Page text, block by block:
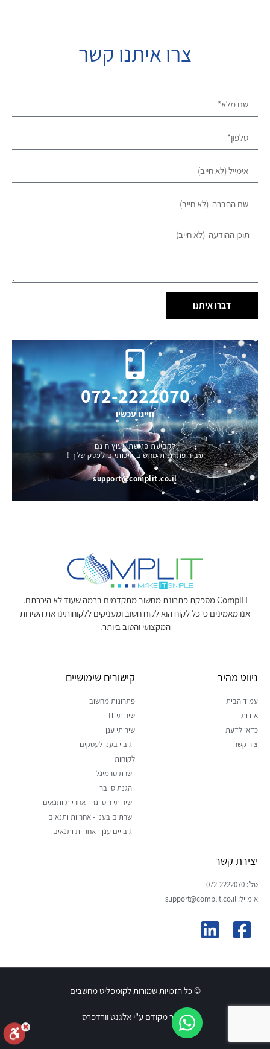
צרו איתנו קשר
דברו איתנו
072-2222070
חייגו עכשיו
לקביעת פגישת ייעוץ חינם
עבור פתרונות מחשוב איכותיים לעסק שלך !
support@complit.co.il
ComplIT מספקת פתרונת מחשוב מתקדמים ברמה שעוד לא היכרתם.
אנו מאמינים כי כל לקוח הוא לקוח חשוב ומעניקים ללקוחותינו את השירות
המקצועי והטוב ביותר.
ניווט מהיר
עמוד הבית
אודות
כדאי לדעת
צור קשר
קישורים שימושיים
פתרונות מחשוב
שירותי IT
שירותי ענן
גיבוי בענן לעסקים
לקוחות
שרת טרמינל
הגנת סייבר
שירותי ריטיינר - אחריות ותנאים
שרתים בענן - אחריות ותנאים
גיבויים ענן - אחריות ותנאים
יצירת קשר
טל': 072-2222070
אימייל: support@complit.co.il
© כל הזכויות שמורות לקומפליט מחשבים
האתר מקודם ע"י אלגנט וורדפרס